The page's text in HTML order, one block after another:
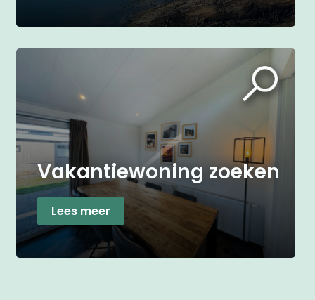
Vakantiewoning zoeken
Lees meer